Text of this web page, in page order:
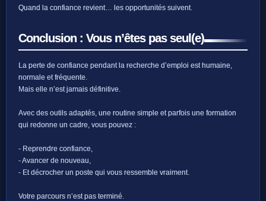
Quand la confiance revient… les opportunités suivent.
Conclusion : Vous n’êtes pas seul(e)
La perte de confiance pendant la recherche d’emploi est humaine,
normale et fréquente.
Mais elle n’est jamais définitive.
Avec des outils adaptés, une routine simple et parfois une formation
qui redonne un cadre, vous pouvez :
- Reprendre confiance,
- Avancer de nouveau,
- Et décrocher un poste qui vous ressemble vraiment.
Votre parcours n’est pas terminé.